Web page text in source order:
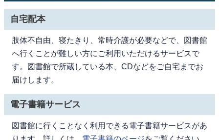
自宅配本
肢体不自由、寝たきり、常時介護が必要などで、図書館
へ行くことが難しい方にご利用いただけるサービスで
す。図書館で所蔵している本、CDなどをご自宅までお
届けします。
電子書籍サービス
図書館に行くことなく利用できる電子書籍サービスがあ